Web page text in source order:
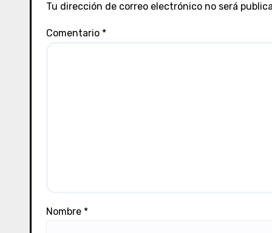
r
a
Tu dirección de correo electrónico no será
Comentario *
Nombre *